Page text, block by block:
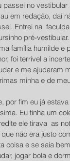
no
em redação, daí
Entrei na
pré-
família humilde e
foi terrível a
e me ajudaram
minha e de
por fim eu já
Eu tinha um
ele tirava  as
que não era justo
coisa e se saia
jogar bola e